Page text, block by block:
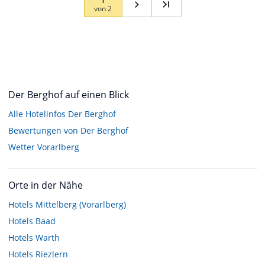
von2
Der Berghof auf einen Blick
Alle Hotelinfos Der Berghof
Bewertungen von Der Berghof
Wetter Vorarlberg
Orte in der Nähe
Hotels Mittelberg (Vorarlberg)
Hotels Baad
Hotels Warth
Hotels Riezlern